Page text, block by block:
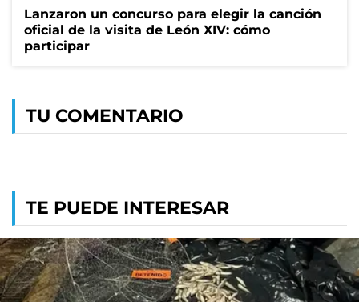
Lanzaron un concurso para elegir la canción
oficial de la visita de León XIV: cómo
participar
TU COMENTARIO
TE PUEDE INTERESAR